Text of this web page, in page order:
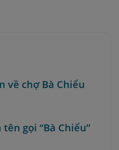
về chợ Bà Chiểu
gọi “Bà Chiểu”